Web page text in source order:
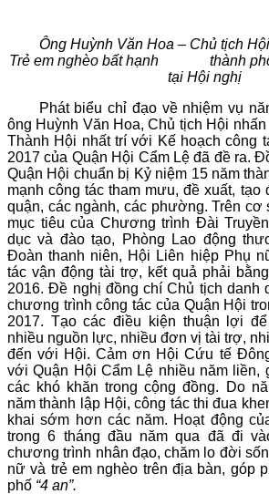
Ông Huỳnh Văn Hoa – Chủ tịch
Trẻ em nghèo bất hạnh thành phố
tại Hội nghị
Phát biểu chỉ đạo về nhiệm vụ
ông Huỳnh Văn Hoa, Chủ tịch Hội
Thành Hội nhất trí với Kế hoạch công
2017 của Quận Hội Cẩm Lệ đã đề ra.
Quận Hội chuẩn bị Kỷ niệm 15 năm
mạnh công tác tham mưu, đề xuất,
quận, các ngành, các phường. Trên
mục tiêu của Chương trình Đài
dục và đào tạo, Phòng Lao động
Đoàn thanh niên, Hội Liên hiệp Phụ
tác vận động tài trợ, kết quả phải
2016. Đề nghị đồng chí Chủ tịch danh
chương trình công tác của Quận Hội
2017. Tạo các điều kiện thuận lợi
nhiều nguồn lực, nhiều đơn vị tài trợ,
đến với Hội. Cảm ơn Hội Cứu tế
với Quận Hội Cẩm Lệ nhiều năm liền,
các khó khăn trong cộng đồng. Do
năm thành lập Hội, công tác thi đua
khai sớm hơn các năm. Hoạt động
trong 6 tháng đầu năm qua đã đi
chương trình nhân đạo, chăm lo đời
nữ và trẻ em nghèo trên địa bàn, góp
phố “4 an”.